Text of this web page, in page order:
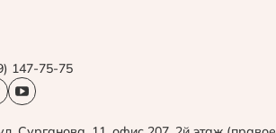
147-75-75